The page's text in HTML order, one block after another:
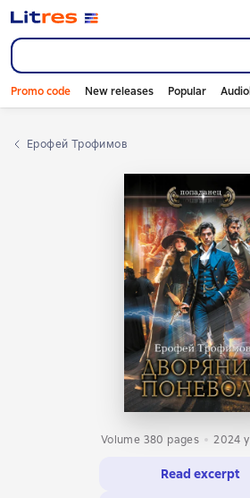
Promo code New releases Popular
Ерофей Трофимов
Volume 380 pages 2024
Read excerpt